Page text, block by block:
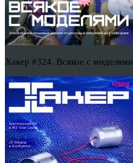
Хакер #324. Всякое с моделями